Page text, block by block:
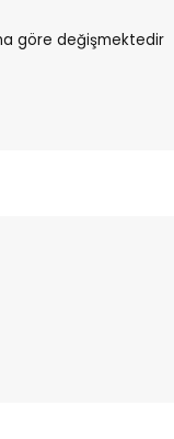
göre değişmektedir